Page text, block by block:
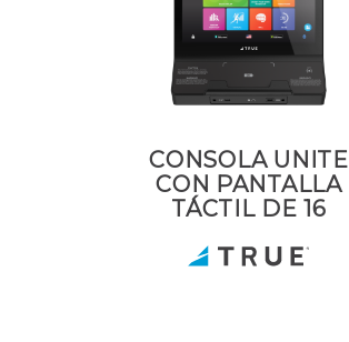
CONSOLA UNITE
CON PANTALLA
TÁCTIL DE 16